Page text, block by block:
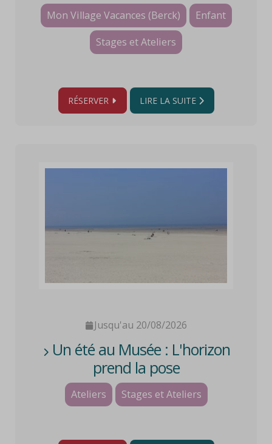
Mon Village Vacances (Berck)
Enfant
Stages et Ateliers
RÉSERVER LIRE LA SUITE
Jusqu'au 20/08/2026
Un été au Musée : L'horizon
prend la pose
Ateliers Stages et Ateliers